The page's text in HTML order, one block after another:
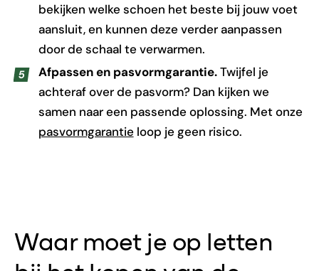
bekijken welke schoen het beste bij jouw voet
aansluit, en kunnen deze verder aanpassen
door de schaal te verwarmen.
Afpassen en pasvormgarantie.Twijfel je
achteraf over de pasvorm? Dan kijken we
samen naar een passende oplossing. Met onze
pasvormgarantieloop je geen risico.
Waar moet je op letten